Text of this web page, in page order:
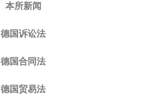
本所新闻
德国诉讼法
德国合同法
德国贸易法